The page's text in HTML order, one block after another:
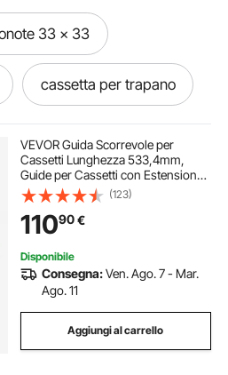
33 x 33
cassetta per trapano
cassetta chiavi b b
VEVOR Guida Scorrevole per
Cassetti Lunghezza 533,4mm,
Guide per Cassetti con Estensione
Carico max. 45,4kg, Guida
Cassetto Estraibile Laterale in
Acciaio al Carbonio, Set di Guida
Cassetti 10 Pezzi
(123)
11090€
Disponibile
Consegna:Ven. Ago. 7 - Mar.
Ago. 11
Aggiungi al carrello